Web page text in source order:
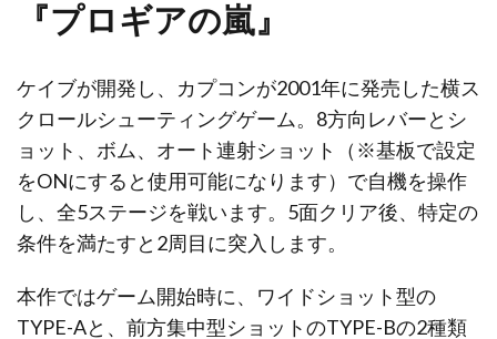
『プロギアの嵐』
ケイブが開発し、カプコンが2001年に発売した横ス
クロールシューティングゲーム。8方向レバーとシ
ョット、ボム、オート連射ショット（※基板で設定
をONにすると使用可能になります）で自機を操作
し、全5ステージを戦います。5面クリア後、特定の
条件を満たすと2周目に突入します。
本作ではゲーム開始時に、ワイドショット型の
TYPE-Aと、前方集中型ショットのTYPE-Bの2種類